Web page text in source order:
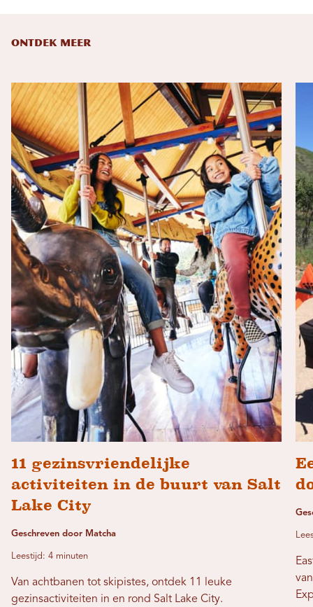
ONTDEK MEER
11 gezinsvriendelijke
activiteiten in de buurt van Salt
Lake City
Geschreven door Matcha
Leestijd: 4 minuten
Van achtbanen tot skipistes, ontdek 11 leuke
gezinsactiviteiten in en rond Salt Lake City.